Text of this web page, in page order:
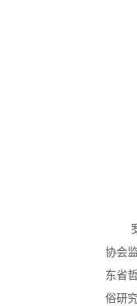
协会
东省
俗研